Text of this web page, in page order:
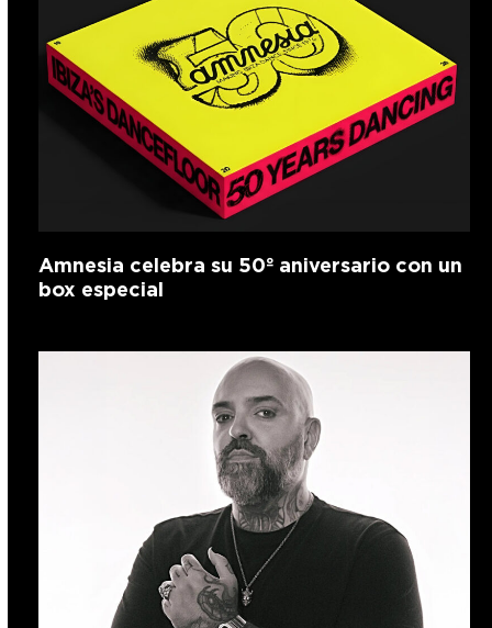
Amnesia celebra su 50º aniversario con un
box especial